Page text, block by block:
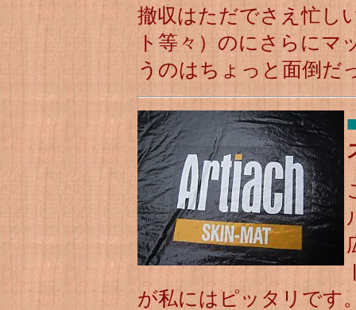
撤収はただでさえ忙し
ト等々）のにさらにマ
うのはちょっと面倒だ
が私にはピッタリです